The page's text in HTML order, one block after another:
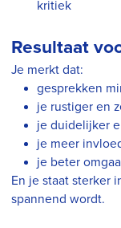
kritiek
Resultaat
Je merkt dat:
gesprekken
je rustiger en
je duidelijker
je meer
je beter
En je staat sterker
spannend wordt.